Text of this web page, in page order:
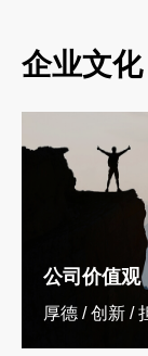
企业文化
公司价值观
厚德 / 创新 /